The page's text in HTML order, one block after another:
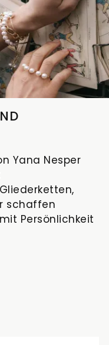
Yana Nesper
schaffen
Persönlichkeit